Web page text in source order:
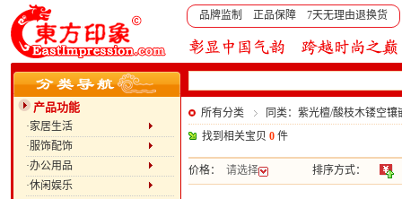
品牌监制 正品保障 7天无理由退换货
产品功能
·家居生活
·服饰配饰
·办公用品
·休闲娱乐
所有分类
同类：紫光檀/酸枝木镂空
找到相关宝贝 0 件
价格： 请选择 排序方式：